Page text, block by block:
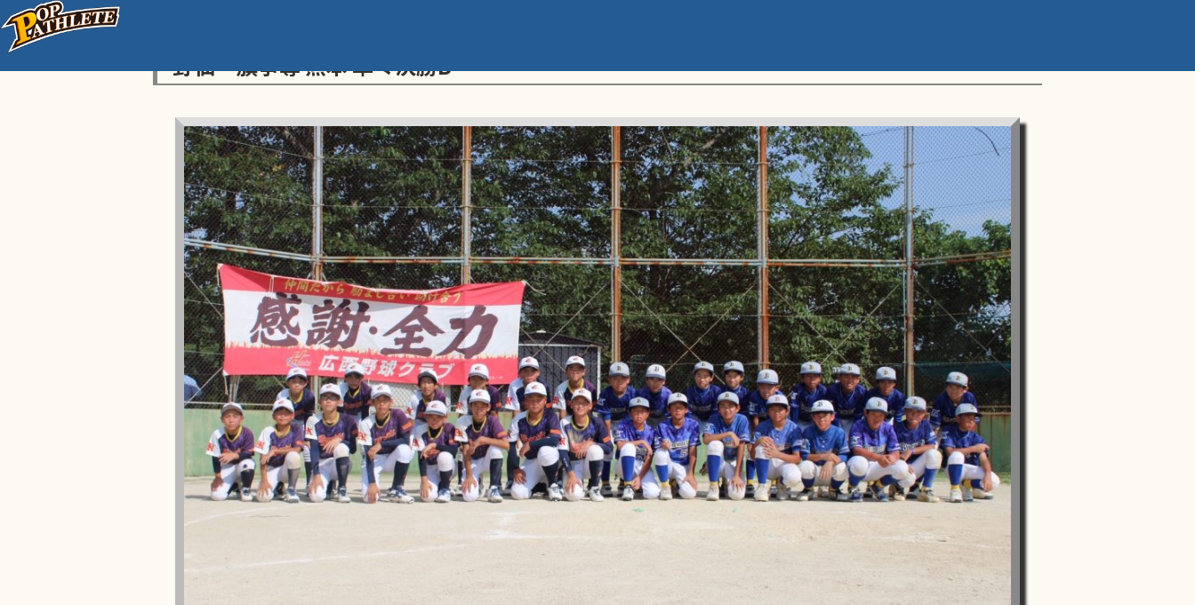
野仙一旗争奪 熊本 準々決勝B